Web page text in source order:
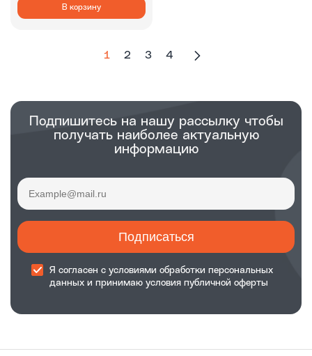
В корзину
1 2 3 4
Подпишитесь на нашу рассылку чтобы
получать наиболее актуальную
информацию
Подписаться
Я согласен с условиями обработки персональных
данных и принимаю условия публичной оферты